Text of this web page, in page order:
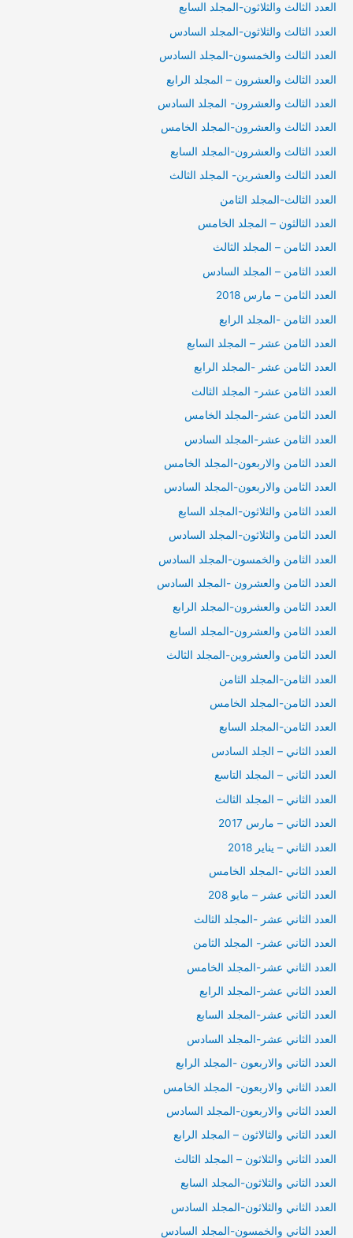
العدد الثالث والثلاثون-المجلد السابع
العدد الثالث والثلاثون-المجلد السادس
العدد الثالث والخمسون-المجلد السادس
العدد الثالث والعشرون – المجلد الرابع
العدد الثالث والعشرون- المجلد السادس
العدد الثالث والعشرون-المجلد الخامس
العدد الثالث والعشرون-المجلد السابع
العدد الثالث والعشرين- المجلد الثالث
العدد الثالث-المجلد الثامن
العدد الثالثون – المجلد الخامس
العدد الثامن – المجلد الثالث
العدد الثامن – المجلد السادس
العدد الثامن – مارس 2018
العدد الثامن -المجلد الرابع
العدد الثامن عشر – المجلد السابع
العدد الثامن عشر -المجلد الرابع
العدد الثامن عشر- المجلد الثالث
العدد الثامن عشر-المجلد الخامس
العدد الثامن عشر-المجلد السادس
العدد الثامن والاربعون-المجلد الخامس
العدد الثامن والاربعون-المجلد السادس
العدد الثامن والثلاثون-المجلد السابع
العدد الثامن والثلاثون-المجلد السادس
العدد الثامن والخمسون-المجلد السادس
العدد الثامن والعشرون -المجلد السادس
العدد الثامن والعشرون-المجلد الرابع
العدد الثامن والعشرون-المجلد السابع
العدد الثامن والعشروين-المجلد الثالث
العدد الثامن-المجلد الثامن
العدد الثامن-المجلد الخامس
العدد الثامن-المجلد السابع
العدد الثاني – الجلد السادس
العدد الثاني – المجلد التاسع
العدد الثاني – المجلد الثالث
العدد الثاني – مارس 2017
العدد الثاني – يناير 2018
العدد الثاني -المجلد الخامس
العدد الثاني عشر – مايو 208
العدد الثاني عشر -المجلد الثالث
العدد الثاني عشر- المجلد الثامن
العدد الثاني عشر-المجلد الخامس
العدد الثاني عشر-المجلد الرابع
العدد الثاني عشر-المجلد السابع
العدد الثاني عشر-المجلد السادس
العدد الثاني والاربعون -المجلد الرابع
العدد الثاني والاربعون- المجلد الخامس
العدد الثاني والاربعون-المجلد السادس
العدد الثاني والثالاثون – المجلد الرابع
العدد الثاني والثلاثون – المجلد الثالث
العدد الثاني والثلاثون-المجلد السابع
العدد الثاني والثلاثون-المجلد السادس
العدد الثاني والخمسون-المجلد السادس